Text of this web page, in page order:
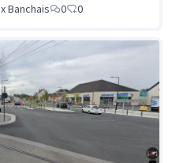
Banchais 0 0